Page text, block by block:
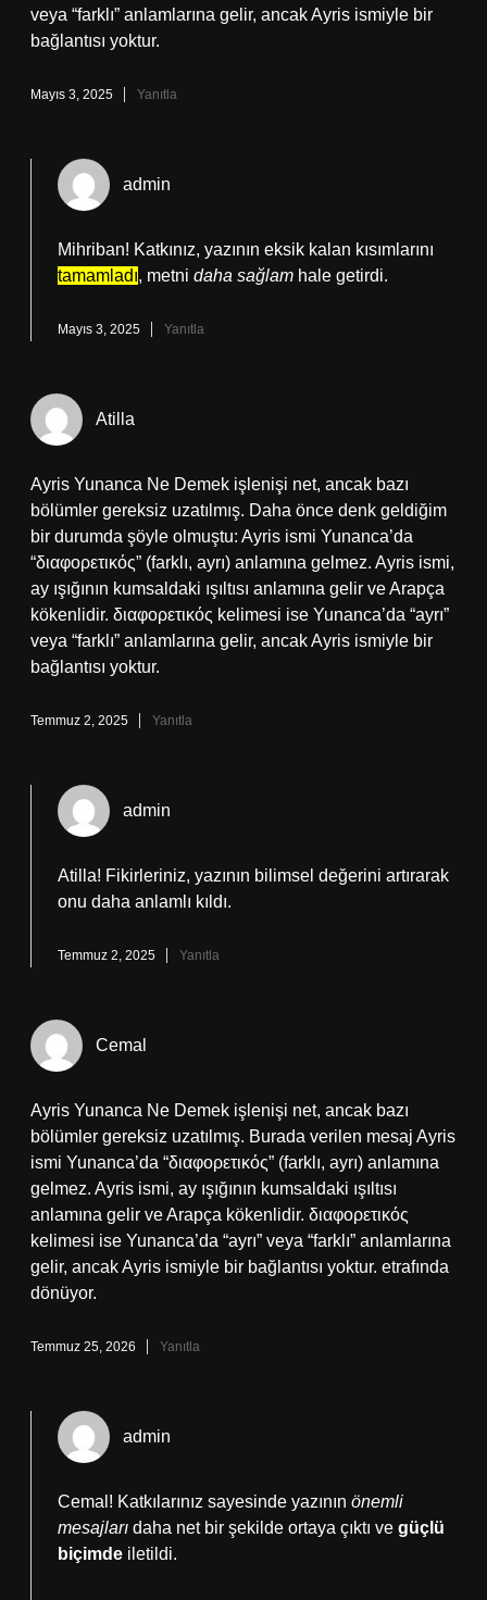
veya “farklı” anlamlarına gelir, ancak Ayris ismiyle bir
bağlantısı yoktur.
Mayıs 3, 2025 Yanıtla
admin
Mihriban! Katkınız, yazının eksik kalan kısımlarını
tamamladı, metni daha sağlam hale getirdi.
Mayıs 3, 2025 Yanıtla
Atilla
Ayris Yunanca Ne Demek işlenişi net, ancak bazı
bölümler gereksiz uzatılmış. Daha önce denk geldiğim
bir durumda şöyle olmuştu: Ayris ismi Yunanca’da
“διαφορετικός” (farklı, ayrı) anlamına gelmez. Ayris ismi,
ay ışığının kumsaldaki ışıltısı anlamına gelir ve Arapça
kökenlidir. διαφορετικός kelimesi ise Yunanca’da “ayrı”
veya “farklı” anlamlarına gelir, ancak Ayris ismiyle bir
bağlantısı yoktur.
Temmuz 2, 2025 Yanıtla
admin
Atilla! Fikirleriniz, yazının bilimsel değerini artırarak
onu daha anlamlı kıldı.
Temmuz 2, 2025 Yanıtla
Cemal
Ayris Yunanca Ne Demek işlenişi net, ancak bazı
bölümler gereksiz uzatılmış. Burada verilen mesaj Ayris
ismi Yunanca’da “διαφορετικός” (farklı, ayrı) anlamına
gelmez. Ayris ismi, ay ışığının kumsaldaki ışıltısı
anlamına gelir ve Arapça kökenlidir. διαφορετικός
kelimesi ise Yunanca’da “ayrı” veya “farklı” anlamlarına
gelir, ancak Ayris ismiyle bir bağlantısı yoktur. etrafında
dönüyor.
Temmuz 25, 2026 Yanıtla
admin
Cemal! Katkılarınız sayesinde yazının önemli
mesajları daha net bir şekilde ortaya çıktı ve güçlü
biçimde iletildi.